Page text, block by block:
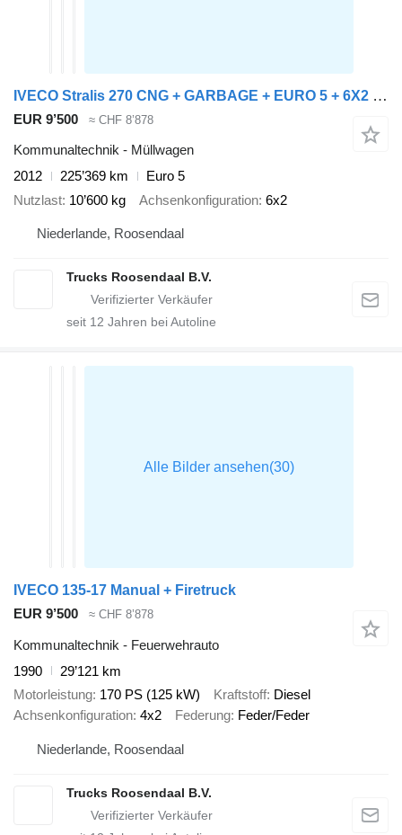
IVECO Stralis 270 CNG + GARBAGE + EURO 5 + 6X2 + RETARDER
EUR 9’500 ≈ CHF 8’878
Kommunaltechnik - Müllwagen
2012
225’369 km
Euro 5
Nutzlast 10’600 kg Achsenkonfiguration 6x2
Niederlande, Roosendaal
Trucks Roosendaal B.V.
seit 12 Jahren bei Autoline
IVECO 135-17 Manual + Firetruck
EUR 9’500
≈ CHF 8’878
Kommunaltechnik - Feuerwehrauto
1990
29’121 km
Motorleistung 170 PS (125 kW) Kraftstoff Diesel
Achsenkonfiguration 4x2 Federung Feder/Feder
Niederlande, Roosendaal
Trucks Roosendaal B.V.